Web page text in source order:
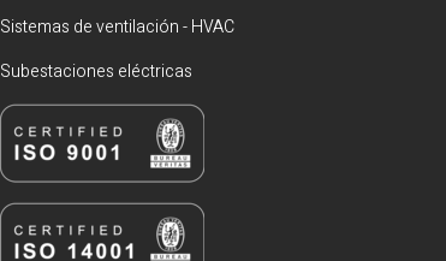
Sistemas de ventilación - HVAC
Subestaciones eléctricas